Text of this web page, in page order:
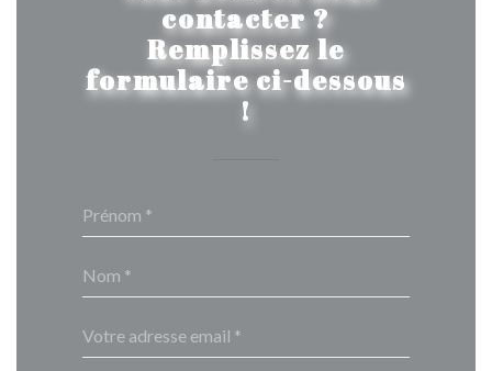
contacter ?
Remplissez le
formulaire ci-dessous
!